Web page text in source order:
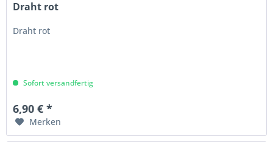
Draht rot
Draht rot
Sofort versandfertig
6,90 € *
Merken